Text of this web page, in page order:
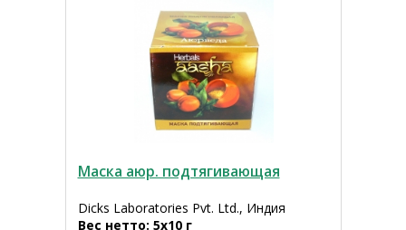
Маска аюр. подтягивающая
Dicks Laboratories Pvt. Ltd., Индия
Вес нетто: 5х10 г